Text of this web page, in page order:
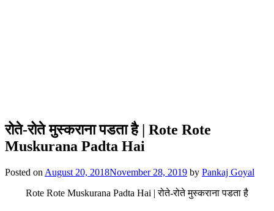
रोते-रोते मुस्कराना पडता है | Rote Rote
Muskurana Padta Hai
Posted on August 20, 2018November 28, 2019 by Pankaj Goyal
Rote Rote Muskurana Padta Hai | रोते-रोते मुस्कराना पडता है